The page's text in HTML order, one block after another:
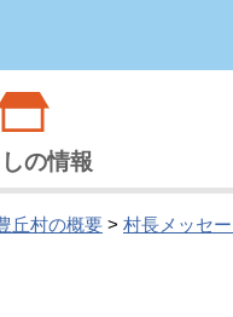
の情報
丘村の概要 > 村長メッセ